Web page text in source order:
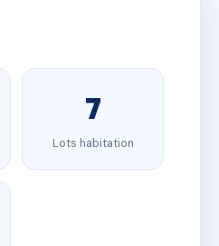
7
Lots habitation